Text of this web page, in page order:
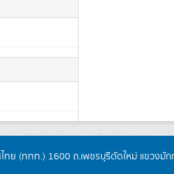
ทย (ททท.) 1600 ถ.เพชรบุรีตัดใหม่ แขวงมั